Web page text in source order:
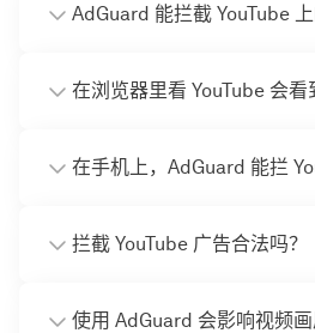
AdGuard 能拦截 YouTube
在浏览器里看 YouTube 会看
在手机上，AdGuard 能拦
拦截 YouTube 广告合法吗？
使用 AdGuard 会影响视频画